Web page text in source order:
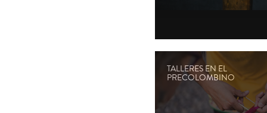
TALLERES EN EL
PRECOLOMBINO